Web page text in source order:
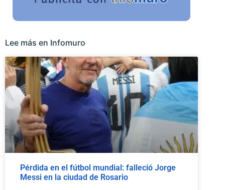
Lee más en Infomuro
Pérdida en el fútbol mundial: falleció Jorge
Messi en la ciudad de Rosario